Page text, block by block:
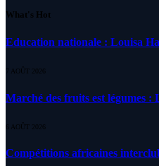
What's Hot
Education nationale : Louisa
7 AOÛT 2026
Marché des fruits est légumes :
6 AOÛT 2026
Compétitions africaines